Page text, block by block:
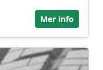
Mer info